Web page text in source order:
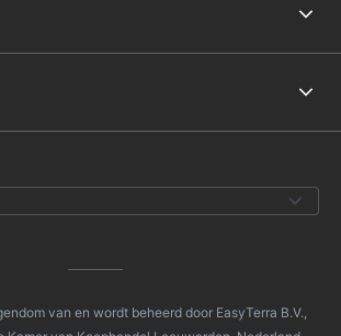
van en wordt beheerd door EasyTerra B.V.,